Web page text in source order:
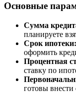
Основные
Сумма
планируете
Срок ипотеки:
оформить
Процентная
ставку по
готовы внести